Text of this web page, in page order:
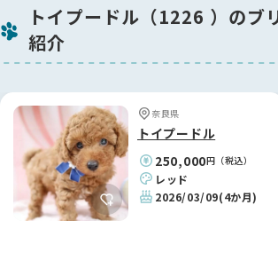
お迎えしてからは大変なこともありました
な毎日です！ 一度、ケージの外に置いてい
まった際、パニックになりながらLINEをし
返信をいただけて本当に救われました。お迎
日のようにお電話で相談に乗ってくださり
ってくれる方は他にいないと思います。大東
当に良かったです🐕
【BreederFamiliesへ】
ブリーダーさん探しにあたって、大手サイ
さん見ましたが、正直どこを信頼していいの
んでした。そんな中で検索して見つけたの
トイプードル（1226 ）のブ
紹介
奈良県
トイプードル
250,000円（税込）
レッド
2026/03/09(4か月)